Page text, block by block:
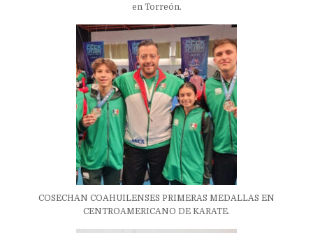
en Torreón.
COSECHAN COAHUILENSES PRIMERAS MEDALLAS EN
CENTROAMERICANO DE KARATE.